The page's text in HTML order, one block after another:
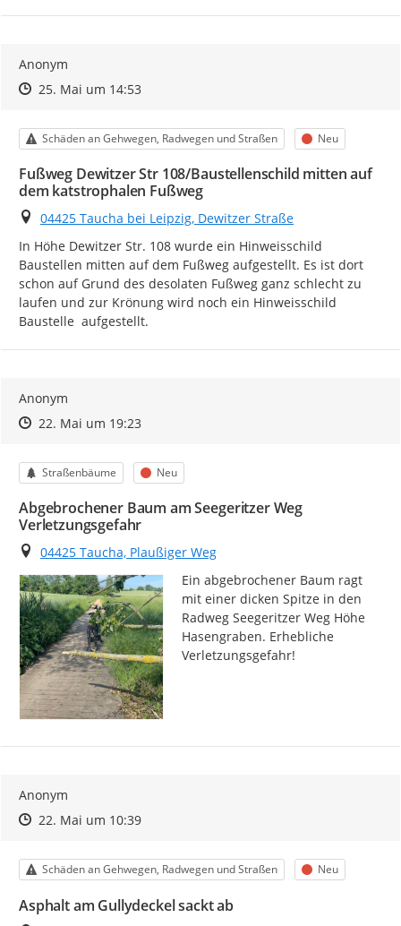
Anonym
Zeitpunkt des Erstellens
Zeitpunkt des Erstellens
25. Mai um 14:53Zur Äußerung
Kategorie
Schäden an Gehwegen, Radwegen und Straßen Status
Neu
Fußweg Dewitzer Str 108/Baustellenschild mitten auf
dem katstrophalen Fußweg
Ort
04425 Taucha bei Leipzig, Dewitzer Straße
In Höhe Dewitzer Str. 108 wurde ein Hinweisschild
Baustellen mitten auf dem Fußweg aufgestellt. Es ist dort
schon auf Grund des desolaten Fußweg ganz schlecht zu
laufen und zur Krönung wird noch ein Hinweisschild
Baustelle  aufgestellt.
Anonym
Zeitpunkt des Erstellens
Zeitpunkt des Erstellens
22. Mai um 19:23Zur Äußerung
Kategorie
Straßenbäume Status
Neu
Abgebrochener Baum am Seegeritzer Weg
Verletzungsgefahr
Ort
04425 Taucha, Plaußiger Weg
Ein abgebrochener Baum ragt
mit einer dicken Spitze in den
Radweg Seegeritzer Weg Höhe
Hasengraben. Erhebliche
Verletzungsgefahr!
Anonym
Zeitpunkt des Erstellens
Zeitpunkt des Erstellens
22. Mai um 10:39Zur Äußerung
Kategorie
Schäden an Gehwegen, Radwegen und Straßen Status
Neu
Asphalt am Gullydeckel sackt ab